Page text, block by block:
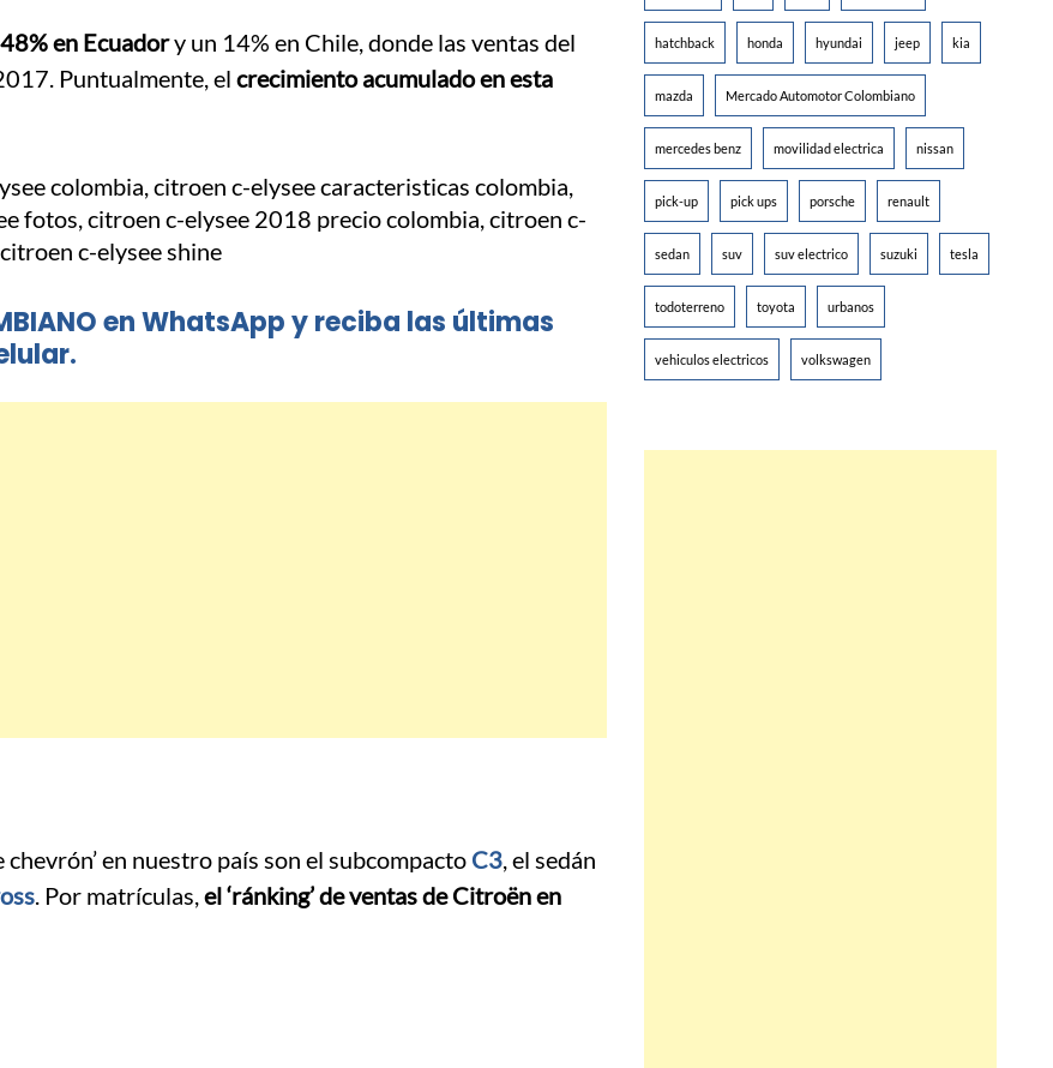
en Ecuadory un 14% en Chile, donde las ventas del
Puntualmente, el crecimiento acumulado en esta
en WhatsApp y reciba las últimas
chevrón’ en nuestro país son el subcompacto C3, el sedán
. Por matrículas,el ‘ránking’ de ventas de Citroën en
hatchback honda hyundai jeep kia
mazda Mercado Automotor Colombiano
mercedes benz movilidad electrica nissan
pick-up pick ups porsche renault
sedan suv suv electrico suzuki tesla
todoterreno toyota urbanos
vehiculos electricos volkswagen